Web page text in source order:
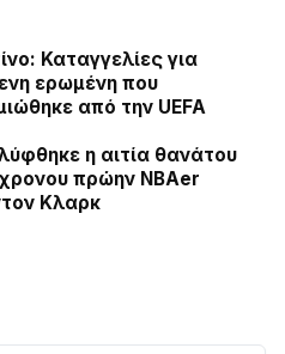
Καταγγελίες για
ερωμένη που
από την UEFA
η αιτία θανάτου
πρώην NBAer
Κλαρκ